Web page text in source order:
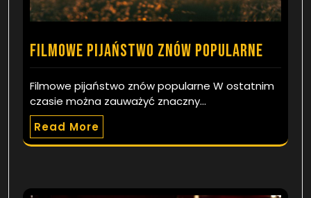
Filmowe pijaństwo znów popularne
Filmowe pijaństwo znów popularne W ostatnim
czasie można zauważyć znaczny…
Read More